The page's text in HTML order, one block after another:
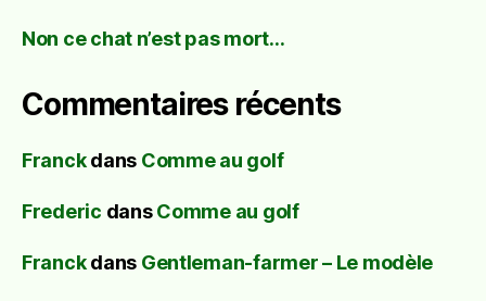
Non ce chat n’est pas mort…
Commentaires récents
Franckdans Comme au golf
Frederic dansComme au golf
Franckdans Gentleman-farmer – Le modèle